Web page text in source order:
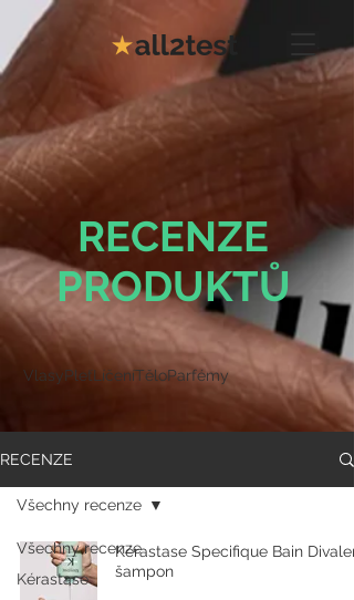
RECENZE
PRODUKTŮ
VlasyPleťLíčeníTěloParfémy
RECENZE
Všechny recenze
Kérastase
Všechny recenze
Kérastase Specifique Bain
šampon